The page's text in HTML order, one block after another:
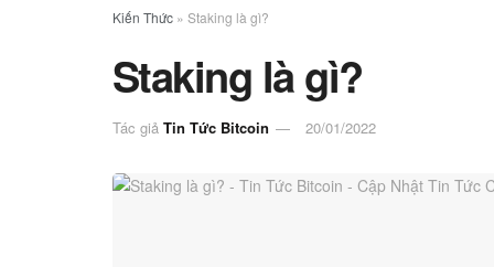
Kiến Thức » Staking là gì?
Staking là gì?
Tác giả Tin Tức Bitcoin 20/01/2022